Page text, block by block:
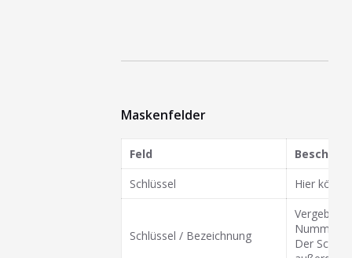
Maskenfelder
Feld
Schlüssel
Hier
Schlüssel / Bezeichnung
Vergeben
Nummer
Der